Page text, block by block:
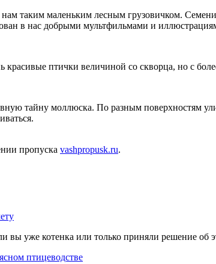
нам таким маленьким лесным грузовичком.
в нас добрыми мультфильмами и
красивые птички величиной со скворца, но с
тайну моллюска. По разным поверхностям
пропуска vashpropusk.ru.
вы уже котенка или только приняли решение об
птицеводстве